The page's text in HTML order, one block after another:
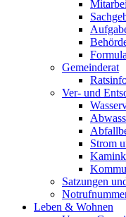
Gemeinderat
Ver- und
Strom
Satzungen
Leben & Wohnen